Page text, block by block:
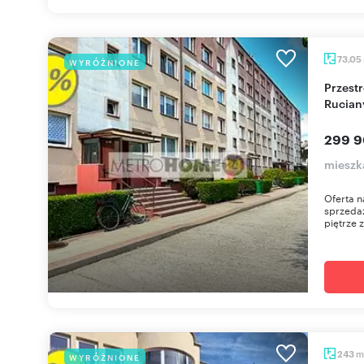
WYRÓŻNIONE 73,05
Przestronne 4-pokojowe mieszkanie w
299
Oferta
piętrze
WYRÓŻNIONE 243 m